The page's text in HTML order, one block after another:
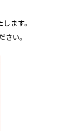
ます。
い。